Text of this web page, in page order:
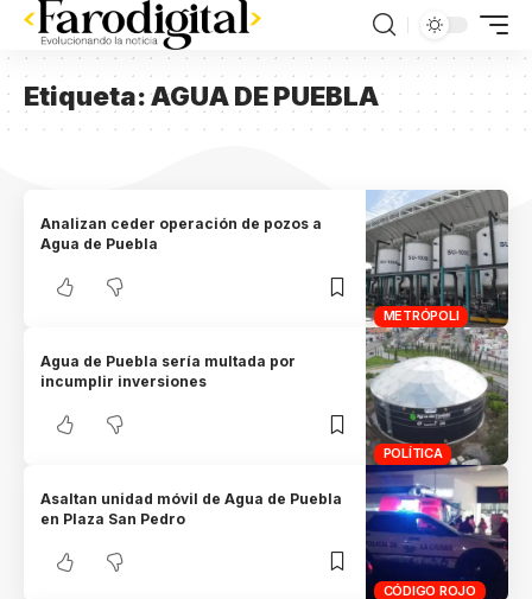
Etiqueta:AGUA DE PUEBLA
METRÓPOLI
Analizan ceder operación de pozos a
Agua de Puebla
POLÍTICA
Agua de Puebla sería multada por
incumplir inversiones
CÓDIGO ROJO
Asaltan unidad móvil de Agua de Puebla
en Plaza San Pedro